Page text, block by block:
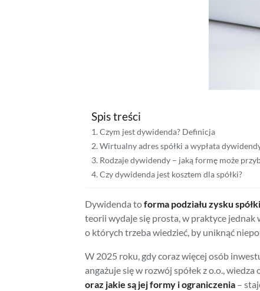
Spis treści
Czym jest dywidenda? Definicja
Wirtualny adres spółki a wypłata
Rodzaje dywidendy – jaką formę może
Czy dywidenda jest kosztem dla spółki?
Dywidenda toforma podziału zysku
teorii wydaje się prosta, w praktyce
o których trzeba wiedzieć, by uniknąć
W 2025 roku, gdy coraz więcej osób
angażuje się w rozwój spółek z o.o., wiedza
oraz jakie są jej formy i ograniczenia –